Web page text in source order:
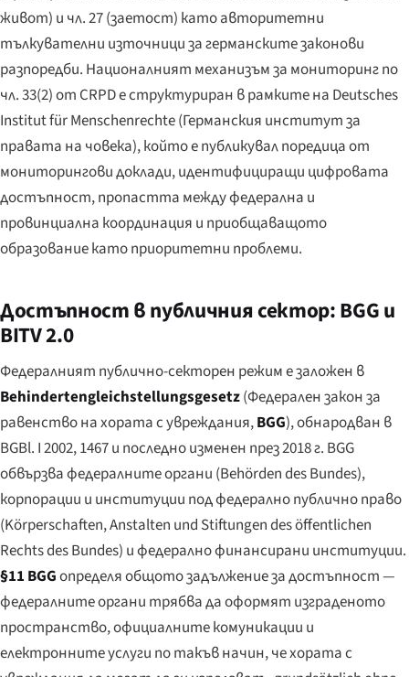
живот) и чл. 27 (заетост) като авторитетни
тълкувателни източници за германските законови
разпоредби. Националният механизъм за мониторинг по
чл. 33(2) от CRPD е структуриран в рамките на Deutsches
Institut für Menschenrechte(Германския институт за
правата на човека), който е публикувал поредица от
мониторингови доклади, идентифициращи цифровата
достъпност, пропастта между федерална и
провинциална координация и приобщаващото
образование като приоритетни проблеми.
Достъпност в публичния сектор: BGG и
BITV 2.0
Федералният публично-секторен режим е заложен в
Behindertengleichstellungsgesetz(Федерален закон за
равенство на хората с увреждания,BGG), обнародван в
BGBl. I 2002, 1467 и последно изменен през 2018 г. BGG
обвързва федералните органи (Behörden des Bundes),
корпорации и институции под федерално публично право
(Körperschaften, Anstalten und Stiftungen des öffentlichen
Rechts des Bundes) и федерално финансирани институции.
§11 BGGопределя общото задължение за достъпност —
федералните органи трябва да оформят изграденото
пространство, официалните комуникации и
електронните услуги по такъв начин, че хората с